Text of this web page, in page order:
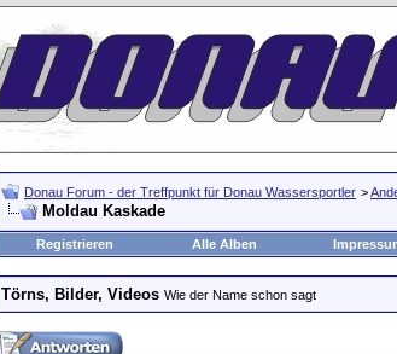
Donau Forum - der Treffpunkt für Donau Wassersportler >
Moldau Kaskade
Registrieren
Alle Alben
Törns, Bilder, Videos Wie der Name schon sagt